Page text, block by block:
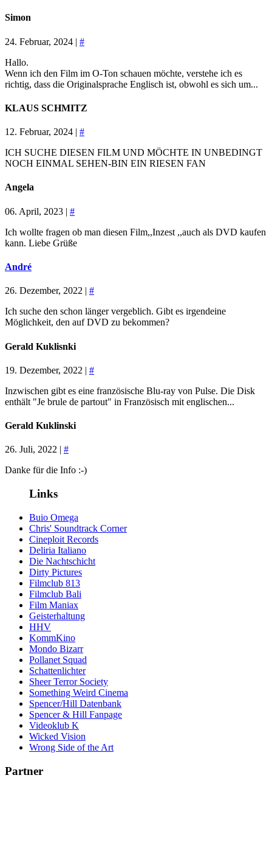
Simon
24. Februar, 2024 | #
Hallo.
Wenn ich den Film im O-Ton schauen möchte, verstehe ich es
richtig, dass die Originalsprache Englisch ist, obwohl es sich um...
KLAUS SCHMITZ
12. Februar, 2024 | #
ICH SUCHE DIESEN FILM UND MÖCHTE IN UNBEDINGT
NOCH EINMAL SEHEN-BIN EIN RIESEN FAN
Angela
06. April, 2023 | #
Ich wollte fragen ob man diesen Film,,Inzest ,,auch als DVD kaufen
kann. Liebe Grüße
André
26. Dezember, 2022 | #
Ich suche den schon länger vergeblich. Gibt es irgendeine
Möglichkeit, den auf DVD zu bekommen?
Gerald Kuklisnki
19. Dezember, 2022 | #
Inzwischen gibt es eine französische Blu-ray von Pulse. Die Disk
enthält "Je brule de partout" in Französisch mit englischen...
Gerald Kuklinski
26. Juli, 2022 | #
Danke für die Info :-)
Links
Buio Omega
Chris' Soundtrack Corner
Cineploit Records
Deliria Italiano
Die Nachtschicht
Dirty Pictures
Filmclub 813
Filmclub Bali
Film Maniax
Geisterhaltung
HHV
KommKino
Mondo Bizarr
Pollanet Squad
Schattenlichter
Sheer Terror Society
Something Weird Cinema
Spencer/Hill Datenbank
Spencer & Hill Fanpage
Videoklub K
Wicked Vision
Wrong Side of the Art
Partner